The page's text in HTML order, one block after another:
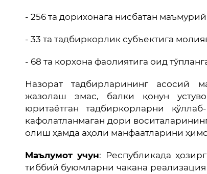
- 256 та дорихонага нисбатан
- 33 та тадбиркорлик субъектига
- 68 та корхона фаолиятига оид
Назорат тадбирларининг асосий
жазолаш эмас, балки қонун
юритаётган тадбиркорларни
кафолатланмаган дори
олиш ҳамда аҳоли манфаатларини
Маълумот учун: Республикада
тиббий буюмларни чакана